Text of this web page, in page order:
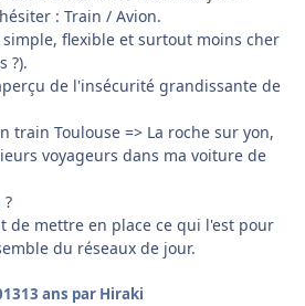
: Train / Avion.
flexible et surtout moins cher
?).
de l'insécurité grandissante de
train Toulouse => La roche sur yon,
voyageurs dans ma voiture de
de mettre en place ce qui l'est pour
du réseaux de jour.
13 ans par Hiraki